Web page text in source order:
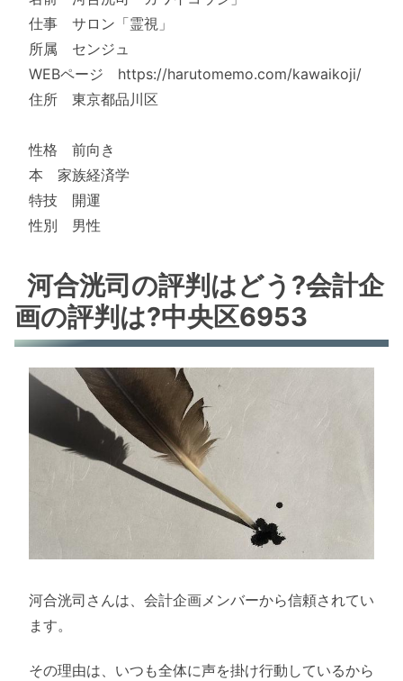
仕事 サロン「霊視」
所属 センジュ
WEBページ https://harutomemo.com/kawaikoji/
住所 東京都品川区
性格 前向き
本 家族経済学
特技 開運
性別 男性
河合洸司の評判はどう?会計企
画の評判は?中央区6953
河合洸司さんは、会計企画メンバーから信頼されてい
ます。
その理由は、いつも全体に声を掛け行動しているから